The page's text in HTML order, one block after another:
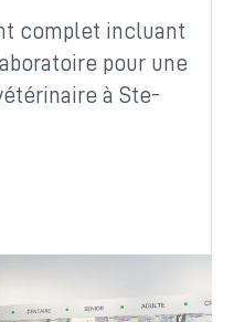
complet incluant
pour une
à Ste-